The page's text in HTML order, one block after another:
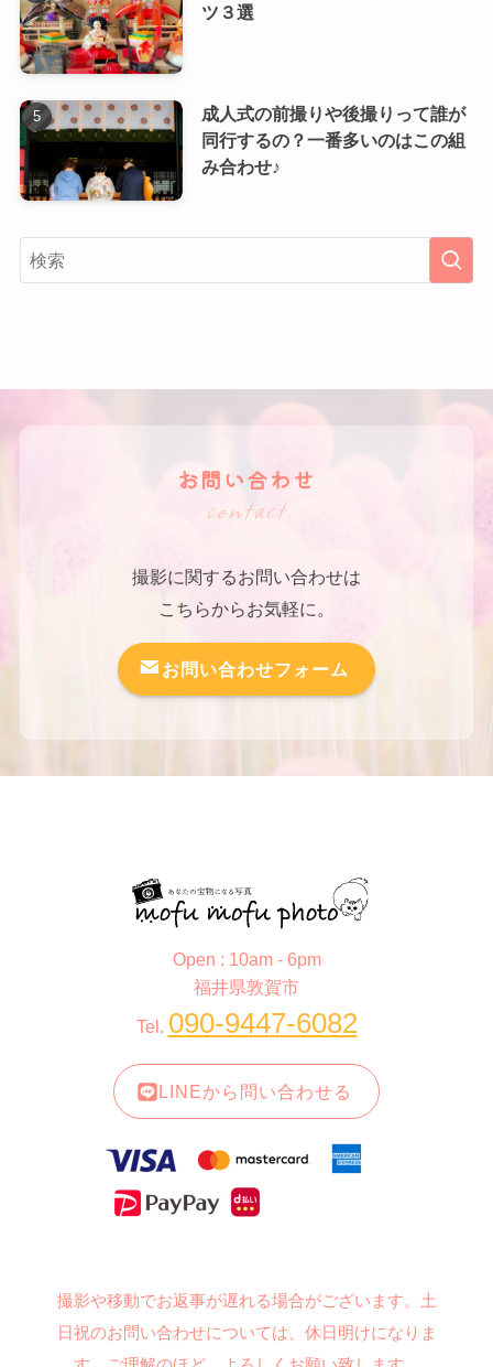
ツ３選
成人式の前撮りや後撮りって誰が
同行するの？一番多いのはこの組
み合わせ♪
お問い合わせ
contact
撮影に関するお問い合わせは
こちらからお気軽に。
お問い合わせフォーム
Open : 10am - 6pm
福井県敦賀市
Tel. 090-9447-6082
LINEから問い合わせる
撮影や移動でお返事が遅れる場合がございます。土
日祝のお問い合わせについては、休日明けになりま